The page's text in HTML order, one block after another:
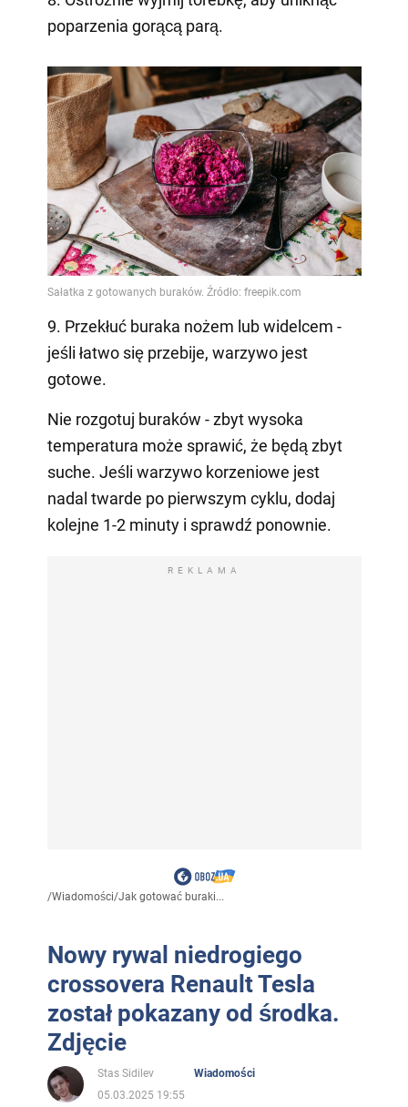
poparzenia gorącą parą.
9. Przekłuć buraka nożem lub widelcem -
jeśli łatwo się przebije, warzywo jest
gotowe.
Nie rozgotuj buraków - zbyt wysoka
temperatura może sprawić, że będą zbyt
suche. Jeśli warzywo korzeniowe jest
nadal twarde po pierwszym cyklu, dodaj
kolejne 1-2 minuty i sprawdź ponownie.
REKLAMA
/Wiadomości/Jak gotować buraki...
Nowy rywal niedrogiego
crossovera Renault Tesla
został pokazany od środka.
Zdjęcie
Stas Sidilev
Wiadomości
05.03.2025 19:55